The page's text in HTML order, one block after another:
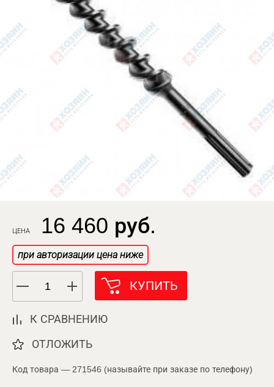
ЦЕНА 16 460 руб.
при авторизации цена ниже
КУПИТЬ
К СРАВНЕНИЮ
ОТЛОЖИТЬ
Код товара — 271546 (называйте при заказе по телефону)